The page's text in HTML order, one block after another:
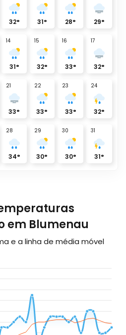
32° 31° 28° 29°
14
31°
15
32°
16
33°
17
32°
21
33°
22
33°
23
33°
24
32°
28
34°
29
30°
30
30°
31
31°
em Blumenau
e a linha de média móvel